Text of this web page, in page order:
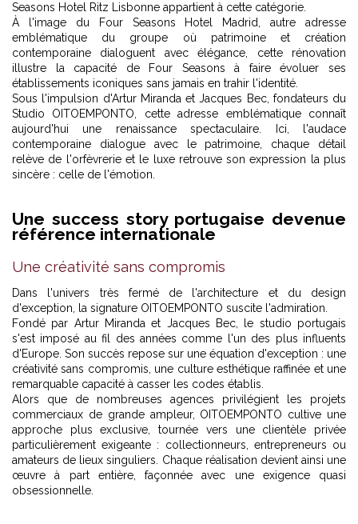
Seasons Hotel Ritz Lisbonne appartient à cette catégorie.
À l'image du
Four Seasons Hotel Madrid
, autre adresse
emblématique du groupe où patrimoine et création
contemporaine dialoguent avec élégance, cette rénovation
illustre la capacité de Four Seasons à faire évoluer ses
établissements iconiques sans jamais en trahir l'identité.
Sous l'impulsion d'Artur Miranda et Jacques Bec, fondateurs du
Studio OITOEMPONTO, cette adresse emblématique connaît
aujourd'hui une renaissance spectaculaire. Ici, l'audace
contemporaine dialogue avec le patrimoine, chaque détail
relève de l'orfèvrerie et le luxe retrouve son expression la plus
sincère : celle de l'émotion.
Une success story portugaise devenue
référence internationale
Une créativité sans compromis
Dans l'univers très fermé de l'architecture et du design
d'exception, la signature OITOEMPONTO suscite l'admiration.
Fondé par Artur Miranda et Jacques Bec, le studio portugais
s'est imposé au fil des années comme l'un des plus influents
d'Europe. Son succès repose sur une équation d'exception : une
créativité sans compromis, une culture esthétique raffinée et une
remarquable capacité à casser les codes établis.
Alors que de nombreuses agences privilégient les projets
commerciaux de grande ampleur, OITOEMPONTO cultive une
approche plus exclusive, tournée vers une clientèle privée
particulièrement exigeante : collectionneurs, entrepreneurs ou
amateurs de lieux singuliers. Chaque réalisation devient ainsi une
œuvre à part entière, façonnée avec une exigence quasi
obsessionnelle.